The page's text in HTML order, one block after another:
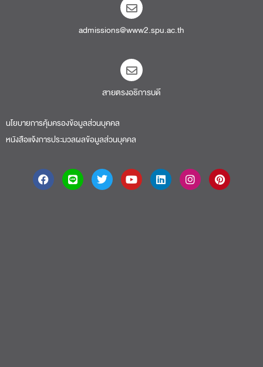
admissions@www2.spu.ac.th
สายตรงอธิการบดี​
นโยบายการคุ้มครองข้อมูลส่วนบุคคล
หนังสือแจ้งการประมวลผลข้อมูลส่วนบุคคล